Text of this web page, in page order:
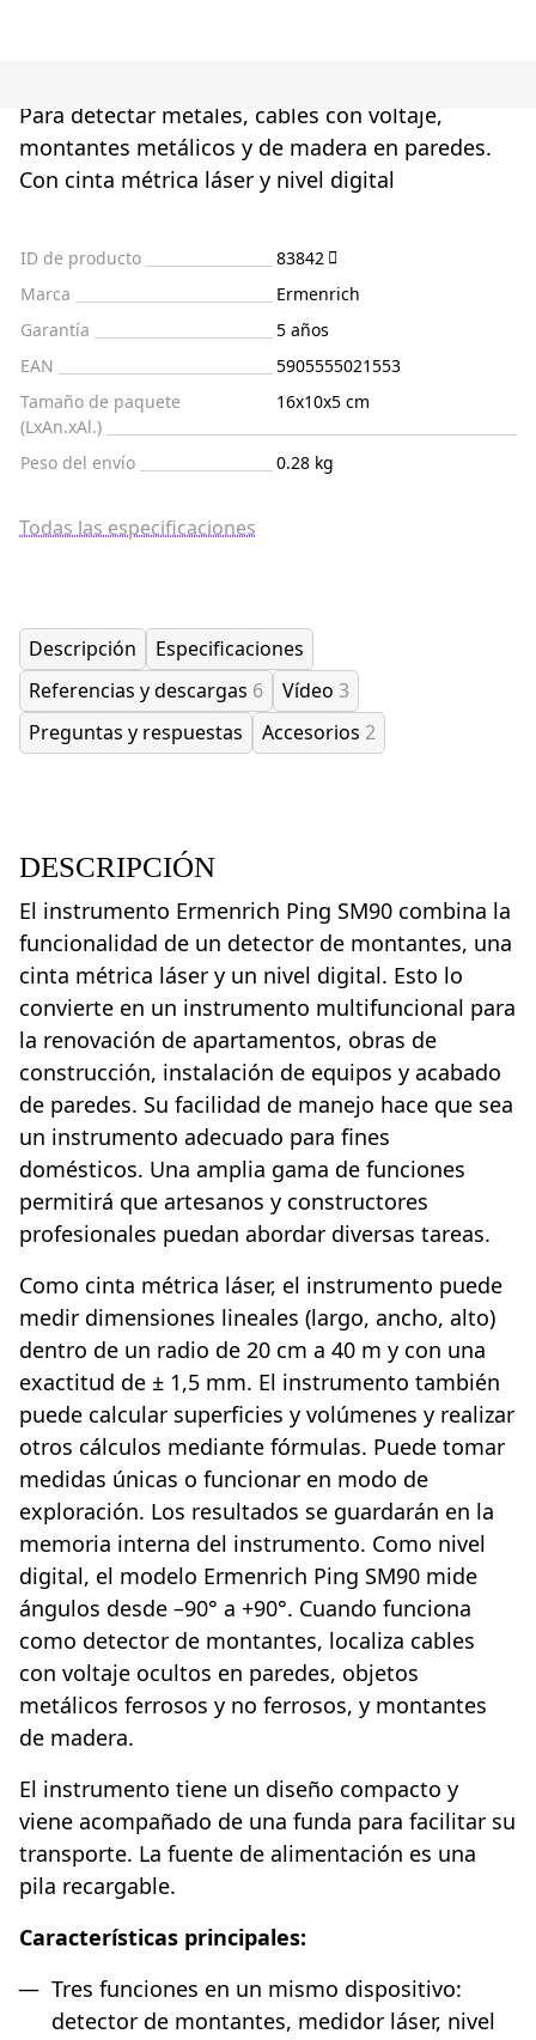
Para detectar metales, cables con voltaje,
montantes metálicos y de madera en paredes.
Con cinta métrica láser y nivel digital
ID de producto
83842
Marca
Ermenrich
Garantía
5 años
EAN
5905555021553
Tamaño de paquete
(LxAn.xAl.)
16x10x5 cm
Peso del envío 0.28 kg
Todas las especificaciones
Descripción
Especificaciones
Referencias y descargas 6 Vídeo 3
Preguntas y respuestas
Accesorios 2
DESCRIPCIÓN
El instrumento Ermenrich Ping SM90 combina la
funcionalidad de un detector de montantes, una
cinta métrica láser y un nivel digital. Esto lo
convierte en un instrumento multifuncional para
la renovación de apartamentos, obras de
construcción, instalación de equipos y acabado
de paredes. Su facilidad de manejo hace que sea
un instrumento adecuado para fines
domésticos. Una amplia gama de funciones
permitirá que artesanos y constructores
profesionales puedan abordar diversas tareas.
Como cinta métrica láser, el instrumento puede
medir dimensiones lineales (largo, ancho, alto)
dentro de un radio de 20 cm a 40 m y con una
exactitud de ± 1,5 mm. El instrumento también
puede calcular superficies y volúmenes y realizar
otros cálculos mediante fórmulas. Puede tomar
medidas únicas o funcionar en modo de
exploración. Los resultados se guardarán en la
memoria interna del instrumento. Como nivel
digital, el modelo Ermenrich Ping SM90 mide
ángulos desde –90° a +90°. Cuando funciona
como detector de montantes, localiza cables
con voltaje ocultos en paredes, objetos
metálicos ferrosos y no ferrosos, y montantes
de madera.
El instrumento tiene un diseño compacto y
viene acompañado de una funda para facilitar su
transporte. La fuente de alimentación es una
pila recargable.
Características principales:
Tres funciones en un mismo dispositivo:
detector de montantes, medidor láser, nivel